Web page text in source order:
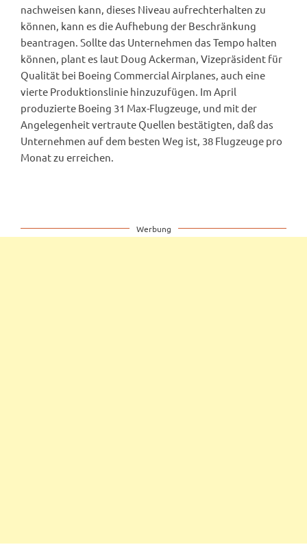
nachweisen kann, dieses Niveau aufrechterhalten zu
können, kann es die Aufhebung der Beschränkung
beantragen. Sollte das Unternehmen das Tempo halten
können, plant es laut Doug Ackerman, Vizepräsident für
Qualität bei Boeing Commercial Airplanes, auch eine
vierte Produktionslinie hinzuzufügen. Im April
produzierte Boeing 31 Max-Flugzeuge, und mit der
Angelegenheit vertraute Quellen bestätigten, daß das
Unternehmen auf dem besten Weg ist, 38 Flugzeuge pro
Monat zu erreichen.
Werbung